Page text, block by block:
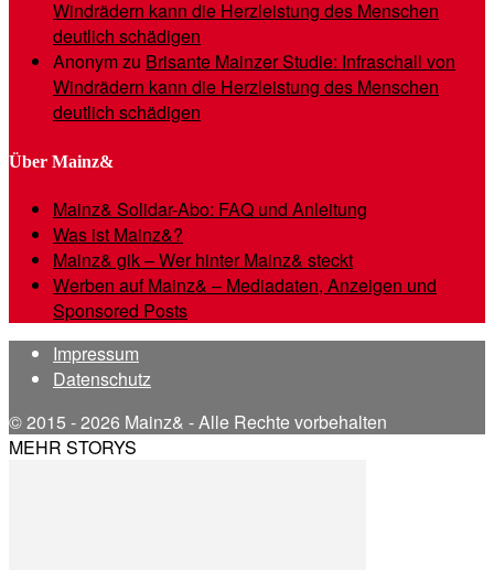
Windrädern kann die Herzleistung des Menschen
deutlich schädigen
Anonymzu Brisante Mainzer Studie: Infraschall von
Windrädern kann die Herzleistung des Menschen
deutlich schädigen
Über Mainz&
Mainz& Solidar-Abo: FAQ und Anleitung
Was ist Mainz&?
Mainz& gik – Wer hinter Mainz& steckt
Werben auf Mainz& – Mediadaten, Anzeigen und
Sponsored Posts
Impressum
Datenschutz
© 2015 - 2026 Mainz& - Alle Rechte vorbehalten
MEHR STORYS